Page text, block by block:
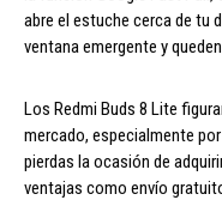
abre el estuche cerca de tu
ventana emergente y
Los Redmi Buds 8 Lite
mercado, especialmente
pierdas la ocasión de
ventajas como envío